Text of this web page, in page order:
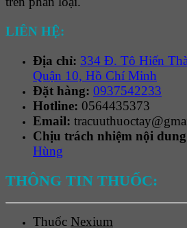
LIÊN HỆ:
Địa chỉ: 334 Đ. Tô Hiến
Quận 10, Hồ Chí Minh
Đặt hàng: 0937542233
Hotline: 0564435373
Email:
Chịu trách nhiệm nội
Hùng
THÔNG TIN THUỐC:
Thuốc Nexium